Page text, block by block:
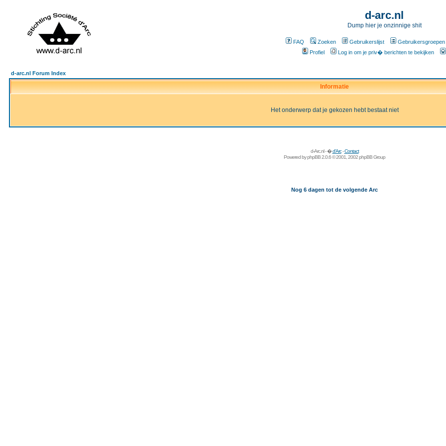
d-arc.nl
Dump hier je onzinnige shit
FAQ Zoeken Gebruikerslijst Gebruikersgroepen
Profiel
Log in om je priv� berichten te bekijken
d-arc.nl Forum Index
Informatie
Het onderwerp dat je gekozen hebt bestaat niet
d-Arc.nl - �d'Arc-Contact
Powered byphpBB2.0.6 © 2001, 2002 phpBB Group
Nog 6 dagen tot de volgende Arc